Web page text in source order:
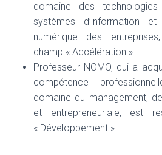
domaine des
systèmes d’information
numérique des
champ « Accélération ».
Professeur NOMO, qui a
compétence
domaine du management,
et entrepreneuriale, est
« Développement ».